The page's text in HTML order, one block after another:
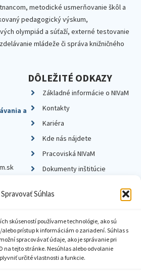
Spravovať Súhlas
skúseností používame technológie, ako sú
prístup k informáciám o zariadení. Súhlas s
spracovávať údaje, ako je správanie pri
na tejto stránke. Nesúhlas alebo odvolanie
určité vlastnosti a funkcie.
metodické usmerňovanie škôl a
pedagogický výskum,
olympiád a súťaží, externé testovanie
mládeže či správa knižničného
a
DÔLEŽITÉ ODKAZY
Základné informácie o NIVaM
Kontakty
Kariéra
Kde nás nájdete
Pracoviská NIVaM
Dokumenty inštitúcie
ochrany súkromia